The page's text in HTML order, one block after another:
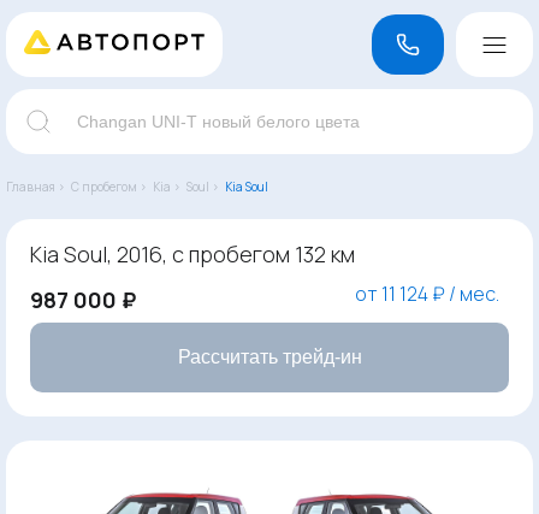
Главная › С пробегом › Kia › Soul › Kia Soul
Kia Soul, 2016, с пробегом 132 км
987 000 ₽
от 11 124 ₽ / мес.
Рассчитать трейд-ин